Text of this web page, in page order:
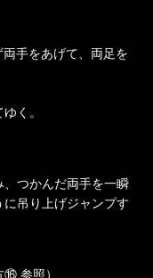
手をあげて、両足を
く。
つかんだ両手を一瞬
吊り上げジャンプす
参照）